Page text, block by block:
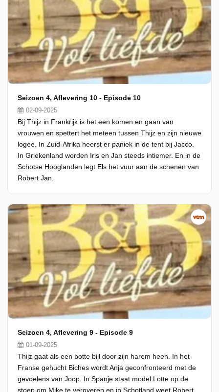
Seizoen 4, Aflevering 10 - Episode 10
02-09-2025
Bij Thijz in Frankrijk is het een komen en gaan van
vrouwen en spettert het meteen tussen Thijz en zijn nieuwe
logee. In Zuid-Afrika heerst er paniek in de tent bij Jacco.
In Griekenland worden Iris en Jan steeds intiemer. En in de
Schotse Hooglanden legt Els het vuur aan de schenen van
Robert Jan.
Seizoen 4, Aflevering 9 - Episode 9
01-09-2025
Thijz gaat als een botte bijl door zijn harem heen. In het
Franse gehucht Biches wordt Anja geconfronteerd met de
gevoelens van Joop. In Spanje staat model Lotte op de
stoep om Mike te veroveren en in Schotland weet Robert